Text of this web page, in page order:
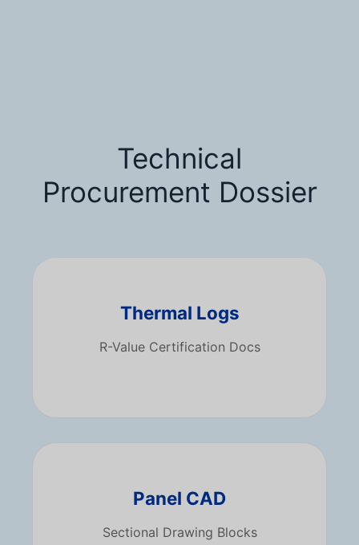
Technical
Procurement Dossier
Thermal Logs
R-Value Certification Docs
Panel CAD
Sectional Drawing Blocks